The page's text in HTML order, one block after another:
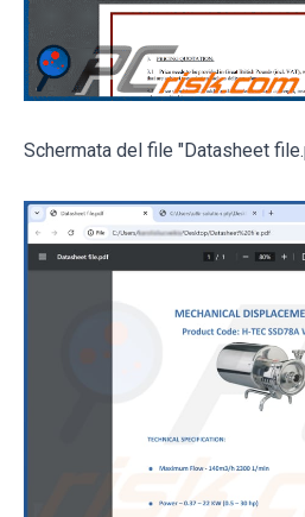
Schermata del file "Datasheet